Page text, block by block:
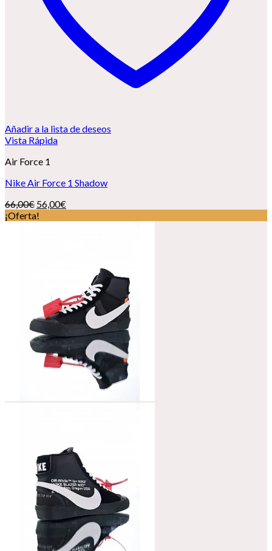
Añadir a la lista de deseos
Vista Rápida
Air Force 1
Nike Air Force 1 Shadow
66,00€ El
precio
56,00€
¡Oferta!